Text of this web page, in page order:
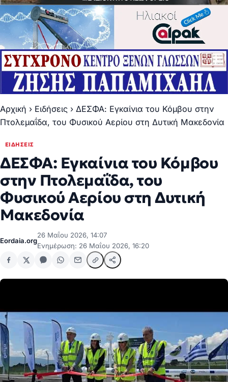
Αρχική › Ειδήσεις › ΔΕΣΦΑ: Εγκαίνια του Κόμβου στην
Πτολεμαΐδα, του Φυσικού Αερίου στη Δυτική Μακεδονία
ΕΙΔΉΣΕΙΣ
ΔΕΣΦΑ: Εγκαίνια του Κόμβου
στην Πτολεμαΐδα, του
Φυσικού Αερίου στη Δυτική
Μακεδονία
Eordaia.org
26 Μαΐου 2026, 14:07
Ενημέρωση: 26 Μαΐου 2026, 16:20